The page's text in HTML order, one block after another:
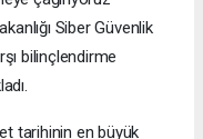
Siber Güvenlik
bilinçlendirme
tarihinin en büyük